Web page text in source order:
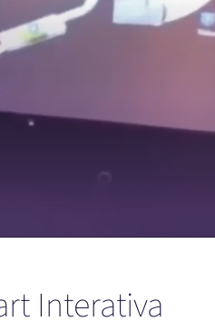
Interativa